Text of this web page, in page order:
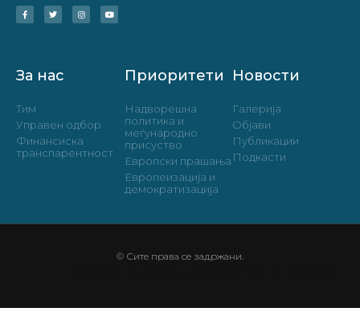
За нас
Тим
Управен одбор
Финансиска
транспарентност
Приоритети
Надворешна
политика и
меѓународно
присуство
Европски прашања
Европеизација и
демократизација
Новости
Галерија
Објави
Публикации
Подкасти
© Сите права се задржани.